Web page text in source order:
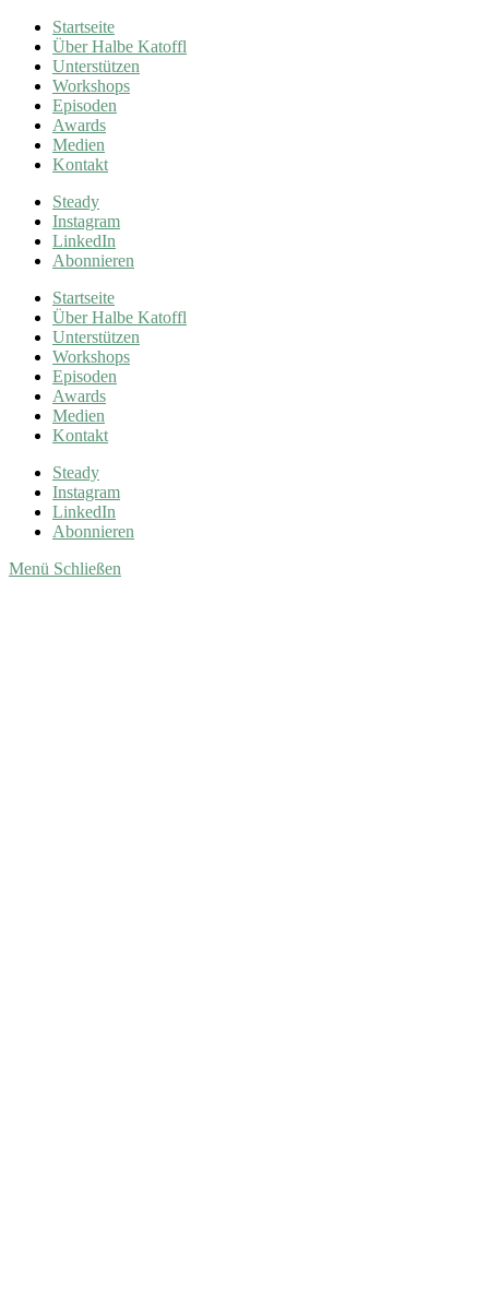
Startseite
Über Halbe Katoffl
Unterstützen
Workshops
Episoden
Awards
Medien
Kontakt
Steady
Instagram
LinkedIn
Abonnieren
Startseite
Über Halbe Katoffl
Unterstützen
Workshops
Episoden
Awards
Medien
Kontakt
Steady
Instagram
LinkedIn
Abonnieren
Menü Schließen